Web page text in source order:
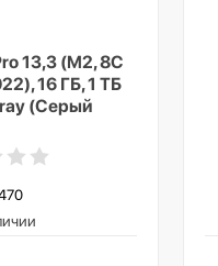
13,3 (M2, 8C
16 ГБ, 1 ТБ
(Серый